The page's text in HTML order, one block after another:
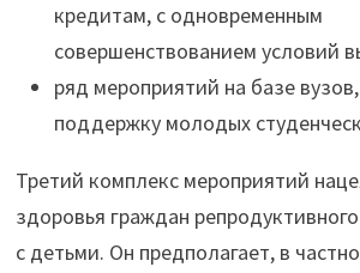
кредитам, с одновременным
совершенствованием условий
ряд мероприятий на базе
поддержку молодых
Третий комплекс мероприятий
здоровья граждан
с детьми. Он предполагает, в